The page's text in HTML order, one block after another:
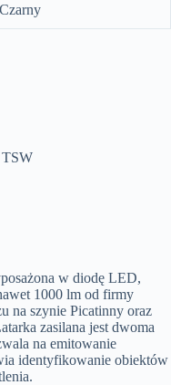
Czarny
w diodę LED,
1000 lm od firmy
na szynie Picatinny oraz
zasilana jest dwoma
na emitowanie
identyfikowanie obiektów